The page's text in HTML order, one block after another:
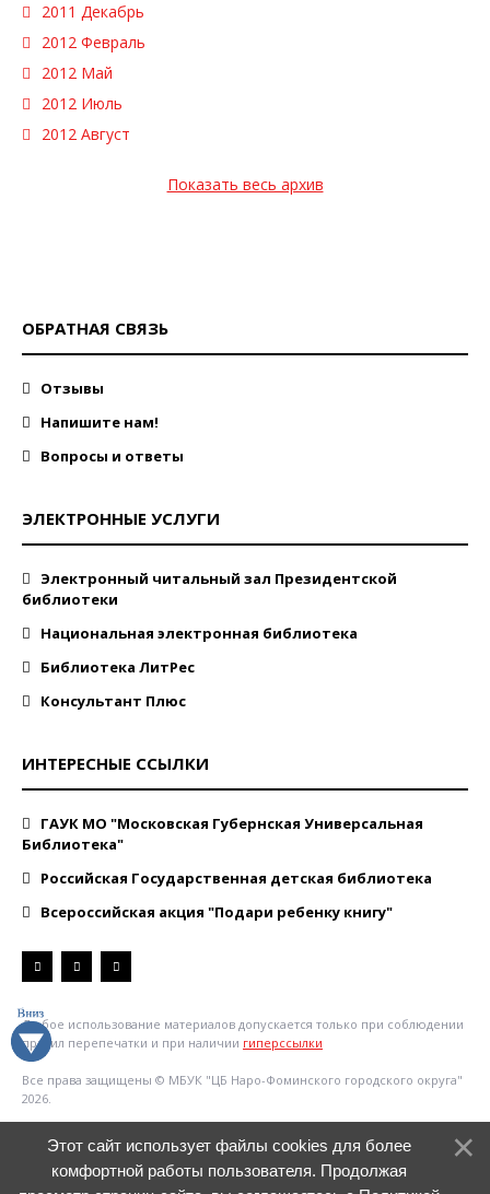
2011 Декабрь
2012 Февраль
2012 Май
2012 Июль
2012 Август
Показать весь архив
ОБРАТНАЯ СВЯЗЬ
Отзывы
Напишите нам!
Вопросы и ответы
ЭЛЕКТРОННЫЕ УСЛУГИ
Электронный читальный зал Президентской
библиотеки
Национальная электронная библиотека
Библиотека ЛитРес
Консультант Плюс
ИНТЕРЕСНЫЕ ССЫЛКИ
ГАУК МО "Московская Губернская Универсальная
Библиотека"
Российская Государственная детская библиотека
Всероссийская акция "Подари ребенку книгу"
Любое использование материалов допускается только при соблюдении
правил перепечатки и при наличии гиперссылки
Все права защищены © МБУК "ЦБ Наро-Фоминского городского округа"
2026.
Этот сайт использует файлы cookies для более
комфортной работы пользователя. Продолжая